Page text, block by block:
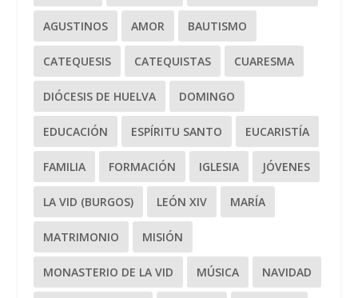
AGUSTINOS AMOR BAUTISMO
CATEQUESIS CATEQUISTAS CUARESMA
DIÓCESIS DE HUELVA DOMINGO
EDUCACIÓN ESPÍRITU SANTO EUCARISTÍA
FAMILIA FORMACIÓN IGLESIA JÓVENES
LA VID (BURGOS) LEÓN XIV MARÍA
MATRIMONIO MISIÓN
MONASTERIO DE LA VID MÚSICA NAVIDAD